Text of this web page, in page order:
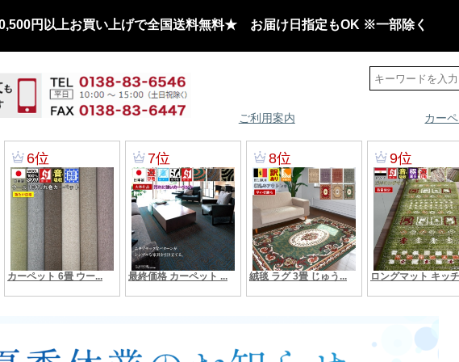
円以上お買い上げで全国送料無料★ お届け日指定もOK ※一部除く
ご利用案内 カー